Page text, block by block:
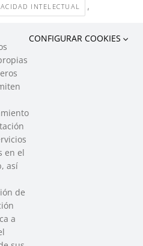
INTELECTUAL ,
ESTE EVENTO
en el
así
de
a
CONFIGURAR COOKIES